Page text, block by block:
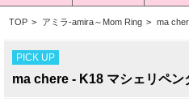
TOP > アミラ-amira～Mom Ring > ma
PICK UP
ma chere - K18 マシェリペン